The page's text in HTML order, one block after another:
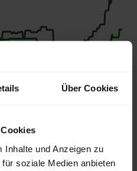
Über Cookies
Inhalte und Anzeigen zu
soziale Medien anbieten
Sackware